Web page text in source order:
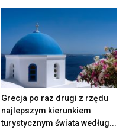
Grecja po raz drugi z rzędu
najlepszym kierunkiem
turystycznym świata według...